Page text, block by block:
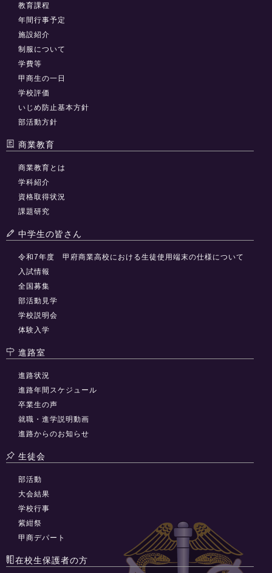
教育課程
年間行事予定
施設紹介
制服について
学費等
甲商生の一日
学校評価
いじめ防止基本方針
部活動方針
商業教育
商業教育とは
学科紹介
資格取得状況
課題研究
中学生の皆さん
令和7年度 甲府商業高校における生徒使用端末の仕様について
入試情報
全国募集
部活動見学
学校説明会
体験入学
進路室
進路状況
進路年間スケジュール
卒業生の声
就職・進学説明動画
進路からのお知らせ
生徒会
部活動
大会結果
学校行事
紫紺祭
甲商デパート
在校生保護者の方